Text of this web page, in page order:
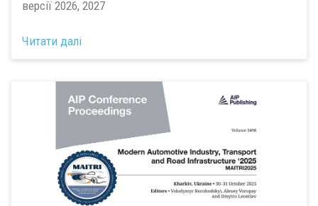
версії 2026, 2027
Читати далі